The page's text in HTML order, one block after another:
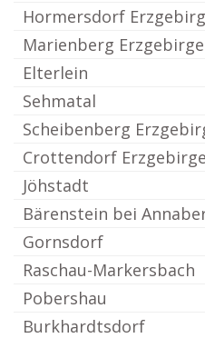
Hormersdorf
Marienberg Erzgebirge
Elterlein
Sehmatal
Scheibenberg
Crottendorf Erzgebirge
Jöhstadt
Bärenstein bei
Gornsdorf
Raschau-Markersbach
Pobershau
Burkhardtsdorf